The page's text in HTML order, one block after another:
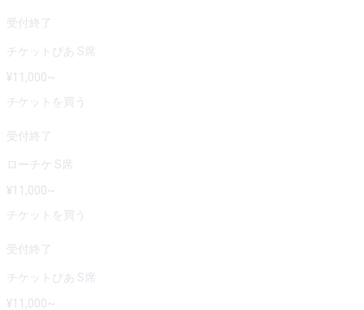
受付終了
チケットぴあ S席
¥11,000~
チケットを買う
受付終了
ローチケ S席
¥11,000~
チケットを買う
受付終了
チケットぴあ S席
¥11,000~